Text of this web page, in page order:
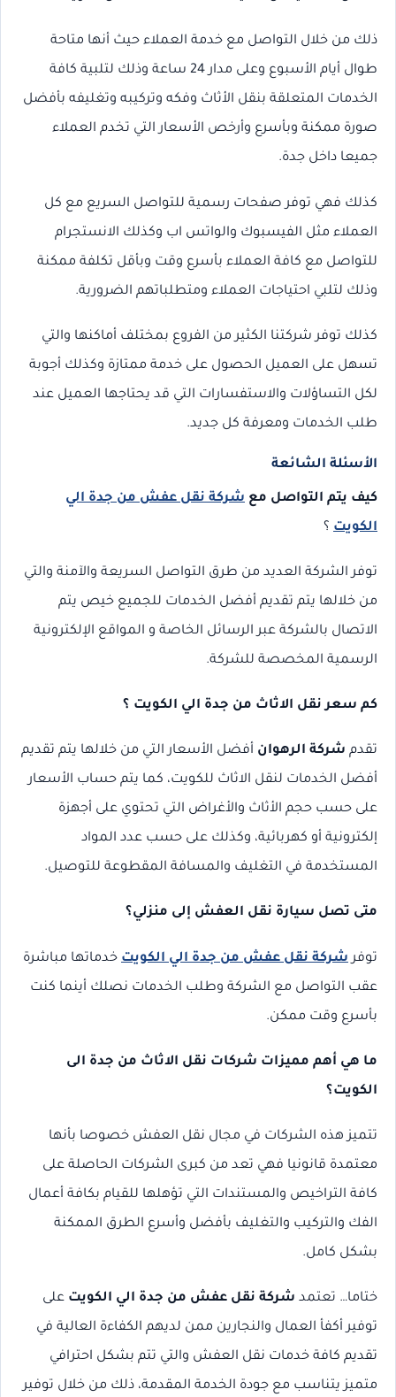
ذلك من خلال التواصل مع خدمة العملاء حيث أنها متاحة
طوال أيام الأسبوع وعلى مدار 24 ساعة وذلك لتلبية كافة
الخدمات المتعلقة بنقل الأثاث وفكه وتركيبه وتغليفه بأفضل
صورة ممكنة وبأسرع وأرخص الأسعار التي تخدم العملاء
جميعا داخل جدة.
كذلك فهي توفر صفحات رسمية للتواصل السريع مع كل
العملاء مثل الفيسبوك والواتس اب وكذلك الانستجرام
للتواصل مع كافة العملاء بأسرع وقت وبأقل تكلفة ممكنة
وذلك لتلبي احتياجات العملاء ومتطلباتهم الضرورية.
كذلك توفر شركتنا الكثير من الفروع بمختلف أماكنها والتي
تسهل على العميل الحصول على خدمة ممتازة وكذلك أجوبة
لكل التساؤلات والاستفسارات التي قد يحتاجها العميل عند
طلب الخدمات ومعرفة كل جديد.
الأسئلة الشائعة
كيف يتم التواصل مع شركة نقل عفش من جدة الي
الكويت ؟
توفر الشركة العديد من طرق التواصل السريعة والآمنة والتي
من خلالها يتم تقديم أفضل الخدمات للجميع خيص يتم
الاتصال بالشركة عبر الرسائل الخاصة و المواقع الإلكترونية
الرسمية المخصصة للشركة.
كم سعر نقل الاثاث من جدة الي الكويت ؟
تقدم شركة الرهوان أفضل الأسعار التي من خلالها يتم تقديم
أفضل الخدمات لنقل الاثاث للكويت، كما يتم حساب الأسعار
على حسب حجم الأثاث والأغراض التي تحتوي على أجهزة
إلكترونية أو كهربائية، وكذلك على حسب عدد المواد
المستخدمة في التغليف والمسافة المقطوعة للتوصيل.
متى تصل سيارة نقل العفش إلى منزلي؟
توفر شركة نقل عفش من جدة الي الكويت خدماتها مباشرة
عقب التواصل مع الشركة وطلب الخدمات نصلك أينما كنت
بأسرع وقت ممكن.
ما هي أهم مميزات شركات نقل الاثاث من جدة الى
الكويت؟
تتميز هذه الشركات في مجال نقل العفش خصوصا بأنها
معتمدة قانونيا فهي تعد من كبرى الشركات الحاصلة على
كافة التراخيص والمستندات التي تؤهلها للقيام بكافة أعمال
الفك والتركيب والتغليف بأفضل وأسرع الطرق الممكنة
بشكل كامل.
ختاما… تعتمد شركة نقل عفش من جدة الي الكويت على
توفير أكفأ العمال والنجارين ممن لديهم الكفاءة العالية في
تقديم كافة خدمات نقل العفش والتي تتم بشكل احترافي
متميز يتناسب مع جودة الخدمة المقدمة، ذلك من خلال توفير